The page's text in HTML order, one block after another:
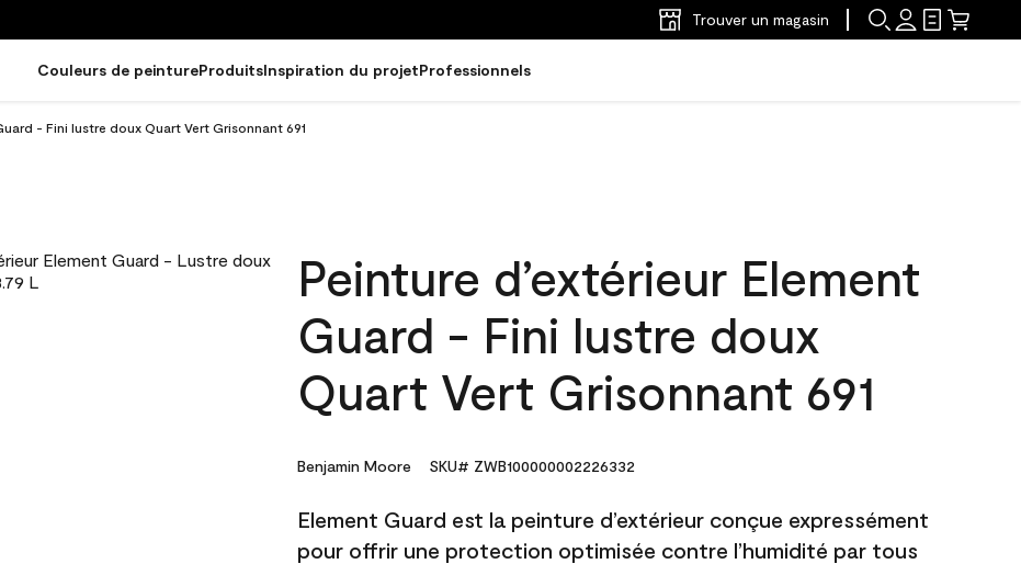
Trouver un magasin
Couleurs de peintureProduitsInspiration du projetProfessionnels
- Fini lustre doux Quart Vert Grisonnant 691
Peinture d’extérieur Element
Guard - Fini lustre doux
Quart Vert Grisonnant 691
Benjamin Moore SKU# ZWB100000002226332
Element Guard est la peinture d’extérieur conçue expressément
pour offrir une protection optimisée contre l’humidité par tous